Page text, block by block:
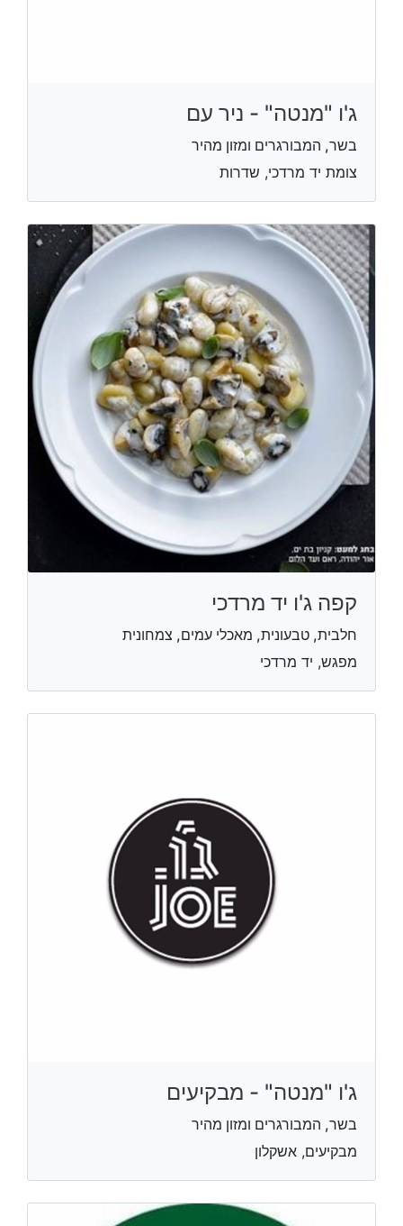
ג'ו "מנטה" - ניר עם
בשר, המבורגרים ומזון מהיר
צומת יד מרדכי, שדרות
קפה ג'ו יד מרדכי
חלבית, טבעונית, מאכלי עמים, צמחונית
מפגש, יד מרדכי
ג'ו "מנטה" - מבקיעים
בשר, המבורגרים ומזון מהיר
מבקיעים, אשקלון